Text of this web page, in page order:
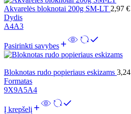
Akvarelės bloknotai 200g SM-LT 2,97 €
Dydis
A4A3
Pasirinkti savybes
Bloknotas rudo popieriaus eskizams 3,24
Formatas
9X9A5A4
Į krepšelį